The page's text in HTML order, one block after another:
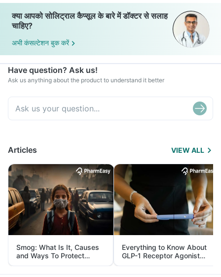
क्या आपको सोलिट्राल कैप्सूल के बारे में डॉक्टर से सलाह
चाहिए?
अभी कंसल्टेशन बुक करें
Have question? Ask us!
Ask us anything about the product to understand it better
Articles VIEW ALL
Smog: What Is It, Causes
and Ways To Protect
Yourself From It
Everything to Know About
GLP-1 Receptor Agonist
and Its Role in Weight
Management